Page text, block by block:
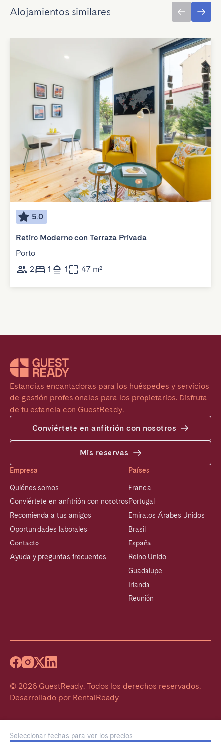
Seleccionar fechas para ver los precios
Alojamientos similares
5.0
Retiro Moderno con Terraza Privada
Porto
2
1 1 47 m²
Estancias encantadoras para los huéspedes y servicios
de gestión profesionales para los propietarios. Disfruta
de tu estancia con GuestReady.
Conviértete en anfitrión con nosotros
Mis reservas
Empresa
Quiénes somos
Conviértete en anfitrión con nosotros
Recomienda a tus amigos
Oportunidades laborales
Contacto
Ayuda y preguntas frecuentes
Países
Francia
Portugal
Emiratos Árabes Unidos
Brasil
España
Reino Unido
Guadalupe
Irlanda
Reunión
© 2026 GuestReady. Todos los derechos reservados.
Desarrollado por RentalReady